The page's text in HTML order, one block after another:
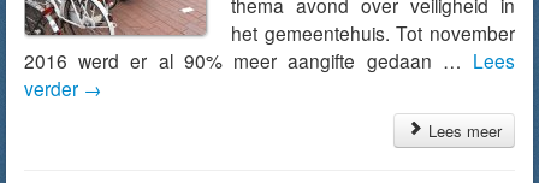
het gemeentehuis. Tot november
2016 werd er al 90% meer aangifte gedaan … Lees
verder →
Lees meer